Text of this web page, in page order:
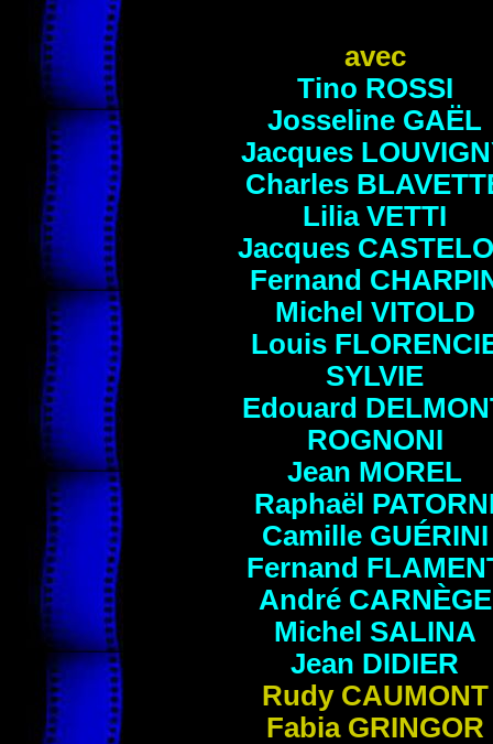
avec
Tino ROSSI
Josseline GAËL
Jacques
Charles
Lilia VETTI
Jacques
Fernand
Michel VITOLD
Louis
SYLVIE
Edouard
ROGNONI
Jean MOREL
Raphaël
Camille GUÉRINI
Fernand
André CARNÈGE
Michel SALINA
Jean DIDIER
Rudy CAUMONT
Fabia GRINGOR